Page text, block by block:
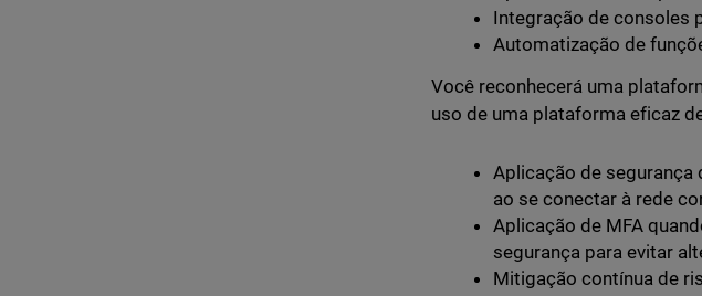
Integração de consoles
Automatização de
Você reconhecerá uma
uso de uma plataforma eficaz
Aplicação de
ao se conectar à rede
Aplicação de MFA
segurança para evitar
Mitigação contínua de